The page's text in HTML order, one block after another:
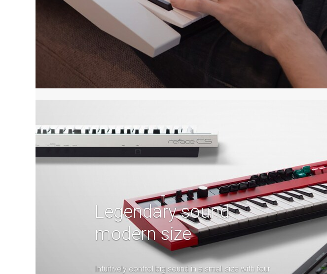
Legendary sound
modern size
Intuitively control big sound in a small size with four